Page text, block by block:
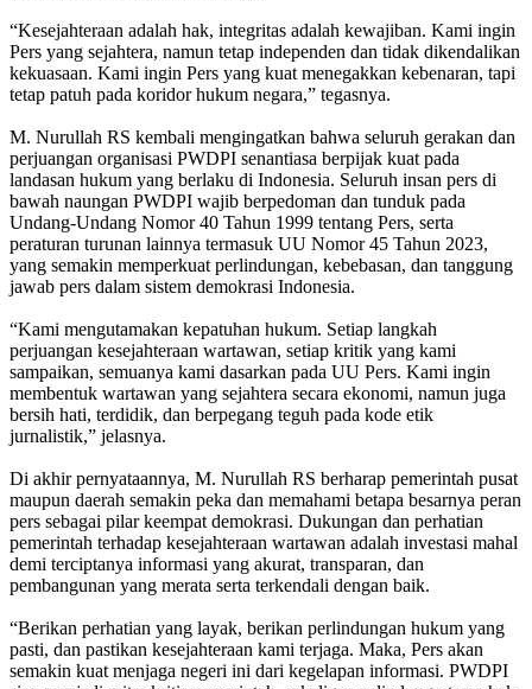
“Kesejahteraan adalah hak, integritas adalah kewajiban. Kami ingin
Pers yang sejahtera, namun tetap independen dan tidak dikendalikan
kekuasaan. Kami ingin Pers yang kuat menegakkan kebenaran, tapi
tetap patuh pada koridor hukum negara,” tegasnya.
M. Nurullah RS kembali mengingatkan bahwa seluruh gerakan dan
perjuangan organisasi PWDPI senantiasa berpijak kuat pada
landasan hukum yang berlaku di Indonesia. Seluruh insan pers di
bawah naungan PWDPI wajib berpedoman dan tunduk pada
Undang-Undang Nomor 40 Tahun 1999 tentang Pers, serta
peraturan turunan lainnya termasuk UU Nomor 45 Tahun 2023,
yang semakin memperkuat perlindungan, kebebasan, dan tanggung
jawab pers dalam sistem demokrasi Indonesia.
“Kami mengutamakan kepatuhan hukum. Setiap langkah
perjuangan kesejahteraan wartawan, setiap kritik yang kami
sampaikan, semuanya kami dasarkan pada UU Pers. Kami ingin
membentuk wartawan yang sejahtera secara ekonomi, namun juga
bersih hati, terdidik, dan berpegang teguh pada kode etik
jurnalistik,” jelasnya.
Di akhir pernyataannya, M. Nurullah RS berharap pemerintah pusat
maupun daerah semakin peka dan memahami betapa besarnya peran
pers sebagai pilar keempat demokrasi. Dukungan dan perhatian
pemerintah terhadap kesejahteraan wartawan adalah investasi mahal
demi terciptanya informasi yang akurat, transparan, dan
pembangunan yang merata serta terkendali dengan baik.
“Berikan perhatian yang layak, berikan perlindungan hukum yang
pasti, dan pastikan kesejahteraan kami terjaga. Maka, Pers akan
semakin kuat menjaga negeri ini dari kegelapan informasi. PWDPI